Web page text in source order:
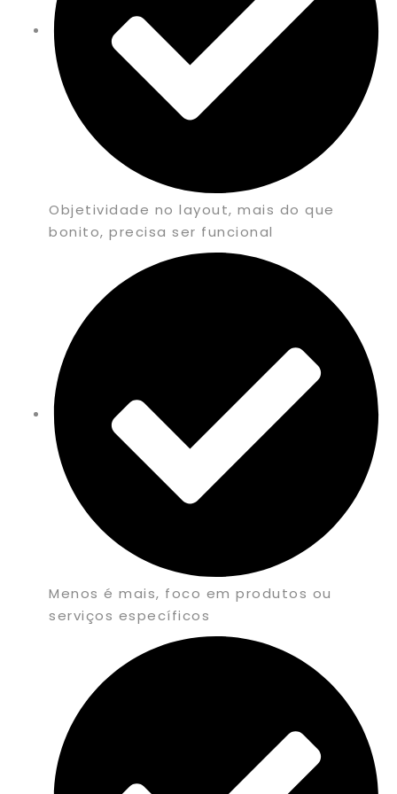
Objetividade no layout, mais do que
bonito, precisa ser funcional
Menos é mais, foco em produtos ou
serviços específicos